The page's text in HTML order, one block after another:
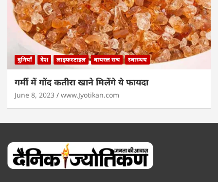
दुनियाँ देश लाइफस्टाइल वायरल सच स्वास्थय
गर्मी में गोंद कतीरा खाने मिलेंगे ये फायदा
June 8, 2023 www.Jyotikan.com